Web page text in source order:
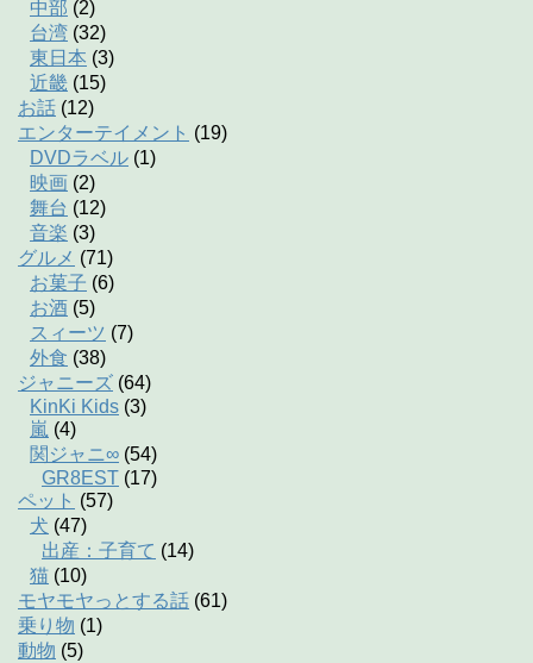
中部 (2)
台湾 (32)
東日本 (3)
近畿 (15)
お話 (12)
エンターテイメント (19)
DVDラベル (1)
映画 (2)
舞台 (12)
音楽 (3)
グルメ (71)
お菓子 (6)
お酒 (5)
スィーツ (7)
外食 (38)
ジャニーズ (64)
KinKi Kids (3)
嵐 (4)
関ジャニ∞ (54)
GR8EST (17)
ペット (57)
犬 (47)
出産：子育て (14)
猫 (10)
モヤモヤっとする話 (61)
乗り物 (1)
動物 (5)